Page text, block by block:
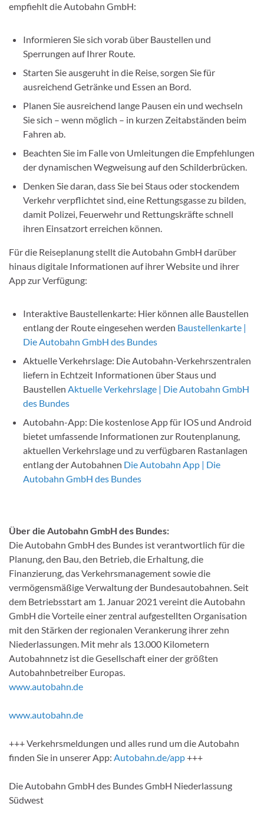
empfiehlt die Autobahn GmbH:
Informieren Sie sich vorab über Baustellen und
Sperrungen auf Ihrer Route.
Starten Sie ausgeruht in die Reise, sorgen Sie für
ausreichend Getränke und Essen an Bord.
Planen Sie ausreichend lange Pausen ein und wechseln
Sie sich – wenn möglich – in kurzen Zeitabständen beim
Fahren ab.
Beachten Sie im Falle von Umleitungen die Empfehlungen
der dynamischen Wegweisung auf den Schilderbrücken.
Denken Sie daran, dass Sie bei Staus oder stockendem
Verkehr verpflichtet sind, eine Rettungsgasse zu bilden,
damit Polizei, Feuerwehr und Rettungskräfte schnell
ihren Einsatzort erreichen können.
Für die Reiseplanung stellt die Autobahn GmbH darüber
hinaus digitale Informationen auf ihrer Website und ihrer
App zur Verfügung:
Interaktive Baustellenkarte: Hier können alle Baustellen
entlang der Route eingesehen werden Baustellenkarte |
Die Autobahn GmbH des Bundes
Aktuelle Verkehrslage: Die Autobahn-Verkehrszentralen
liefern in Echtzeit Informationen über Staus und
Baustellen Aktuelle Verkehrslage | Die Autobahn GmbH
des Bundes
Autobahn-App: Die kostenlose App für IOS und Android
bietet umfassende Informationen zur Routenplanung,
aktuellen Verkehrslage und zu verfügbaren Rastanlagen
entlang der Autobahnen Die Autobahn App | Die
Autobahn GmbH des Bundes
Über die Autobahn GmbH des Bundes:
Die Autobahn GmbH des Bundes ist verantwortlich für die
Planung, den Bau, den Betrieb, die Erhaltung, die
Finanzierung, das Verkehrsmanagement sowie die
vermögensmäßige Verwaltung der Bundesautobahnen. Seit
dem Betriebsstart am 1. Januar 2021 vereint die Autobahn
GmbH die Vorteile einer zentral aufgestellten Organisation
mit den Stärken der regionalen Verankerung ihrer zehn
Niederlassungen. Mit mehr als 13.000 Kilometern
Autobahnnetz ist die Gesellschaft einer der größten
Autobahnbetreiber Europas.
www.autobahn.de
www.autobahn.de
+++ Verkehrsmeldungen und alles rund um die Autobahn
finden Sie in unserer App: Autobahn.de/app+++
Die Autobahn GmbH des Bundes GmbH Niederlassung
Südwest